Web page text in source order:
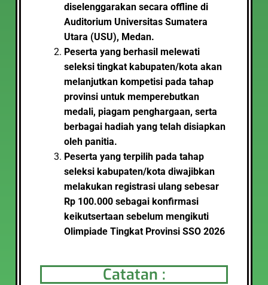
diselenggarakan secara offline di
Auditorium Universitas Sumatera
Utara (USU), Medan.
Peserta yang berhasil melewati
seleksi tingkat kabupaten/kota akan
melanjutkan kompetisi pada tahap
provinsi untuk memperebutkan
medali, piagam penghargaan, serta
berbagai hadiah yang telah disiapkan
oleh panitia.
Peserta yang terpilih pada tahap
seleksi kabupaten/kota diwajibkan
melakukan registrasi ulang sebesar
Rp 100.000 sebagai konfirmasi
keikutsertaan sebelum mengikuti
Olimpiade Tingkat Provinsi SSO 2026
Catatan :